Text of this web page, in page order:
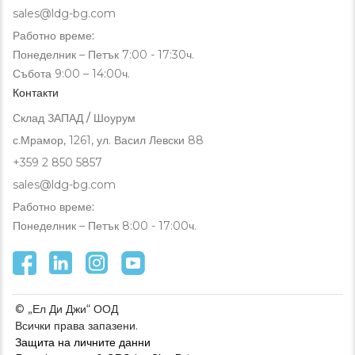
sales@ldg-bg.com
Работно време:
Понеделник – Петък 7:00 - 17:30ч.
Събота 9:00 – 14:00ч.
Контакти
Склад ЗАПАД / Шоурум
с.Мрамор, 1261, ул. Васил Левски 88
+359 2 850 5857
sales@ldg-bg.com
Работно време:
Понеделник – Петък 8:00 - 17:00ч.
© „Ел Ди Джи“ ООД
Всички права запазени.
Защита на личните данни